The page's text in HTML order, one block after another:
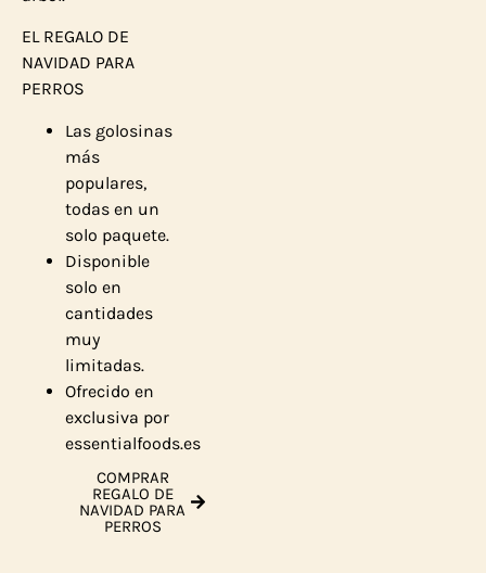
EL REGALO DE
NAVIDAD PARA
PERROS
Las golosinas
más
populares,
todas en un
solo paquete.
Disponible
solo en
cantidades
muy
limitadas.
Ofrecido en
exclusiva por
essentialfoods.es
COMPRAR
REGALO DE
NAVIDAD PARA
PERROS